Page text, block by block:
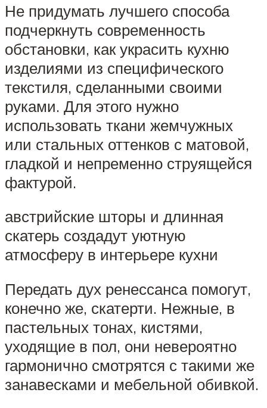
Не придумать лучшего способа
подчеркнуть современность
обстановки, как украсить кухню
изделиями из специфического
текстиля, сделанными своими
руками. Для этого нужно
использовать ткани жемчужных
или стальных оттенков с матовой,
гладкой и непременно струящейся
фактурой.
австрийские шторы и длинная
скатерь создадут уютную
атмосферу в интерьере кухни
Передать дух ренессанса помогут,
конечно же, скатерти. Нежные, в
пастельных тонах, кистями,
уходящие в пол, они невероятно
гармонично смотрятся с такими же
занавесками и мебельной обивкой.